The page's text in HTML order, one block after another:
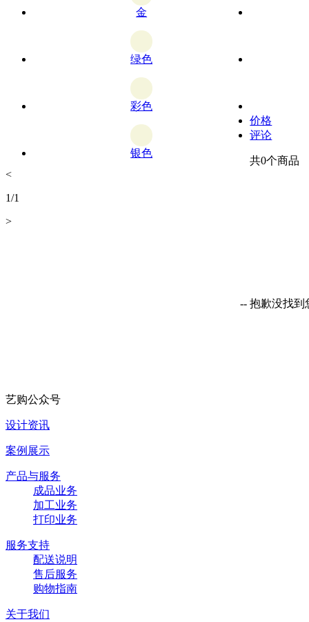
金
绿色
彩色
银色
价格
评论
共0个商品
<
1/1
>
-- 抱歉没找到
艺购公众号
设计资讯
案例展示
产品与服务
成品业务
加工业务
打印业务
服务支持
配送说明
售后服务
购物指南
关于我们